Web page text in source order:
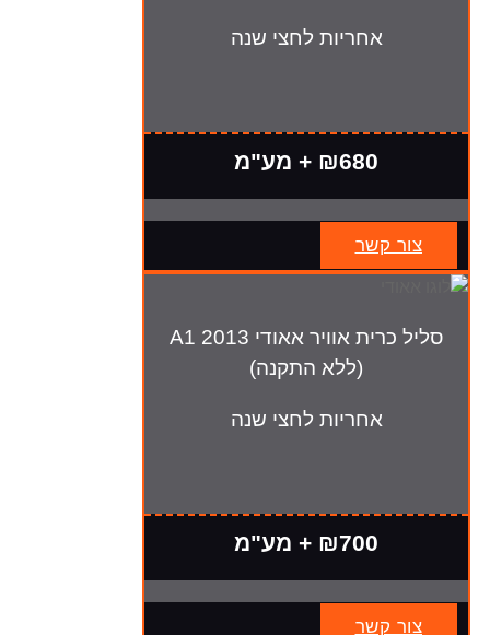
אחריות לחצי שנה
₪680 + מע"מ
צור קשר
סליל כרית אוויר אאודי A1 2013
(ללא התקנה)
אחריות לחצי שנה
₪700 + מע"מ
צור קשר